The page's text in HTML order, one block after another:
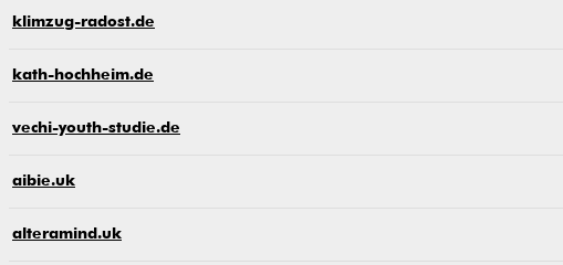
klimzug-radost.de
kath-hochheim.de
vechi-youth-studie.de
aibie.uk
alteramind.uk